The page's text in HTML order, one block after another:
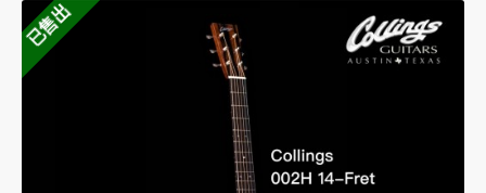
已售出